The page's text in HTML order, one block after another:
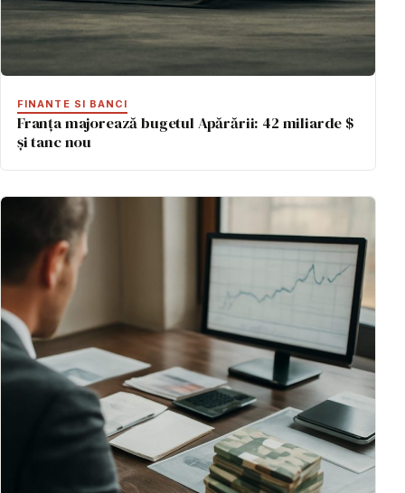
FINANTE SI BANCI
Franța majorează bugetul Apărării: 42 miliarde $
și tanc nou